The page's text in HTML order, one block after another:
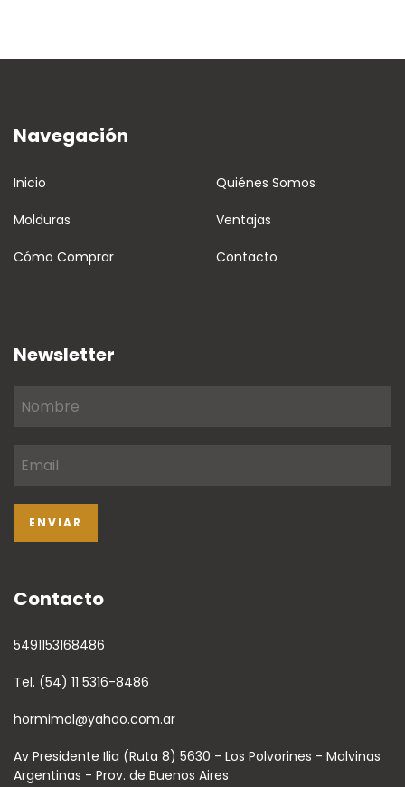
Navegación
Inicio Quiénes Somos
Molduras Ventajas
Cómo Comprar Contacto
Newsletter
Contacto
5491153168486
Tel. (54) 11 5316-8486
hormimol@yahoo.com.ar
Av Presidente Ilia (Ruta 8) 5630 - Los Polvorines - Malvinas
Argentinas - Prov. de Buenos Aires